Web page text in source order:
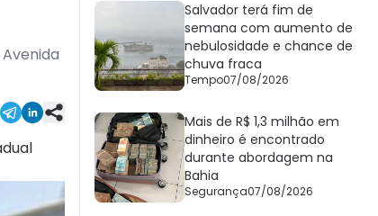
Salvador terá fim de
semana com aumento de
nebulosidade e chance de
chuva fraca
Tempo07/08/2026
Mais de R$ 1,3 milhão em
dinheiro é encontrado
durante abordagem na
Bahia
Segurança07/08/2026